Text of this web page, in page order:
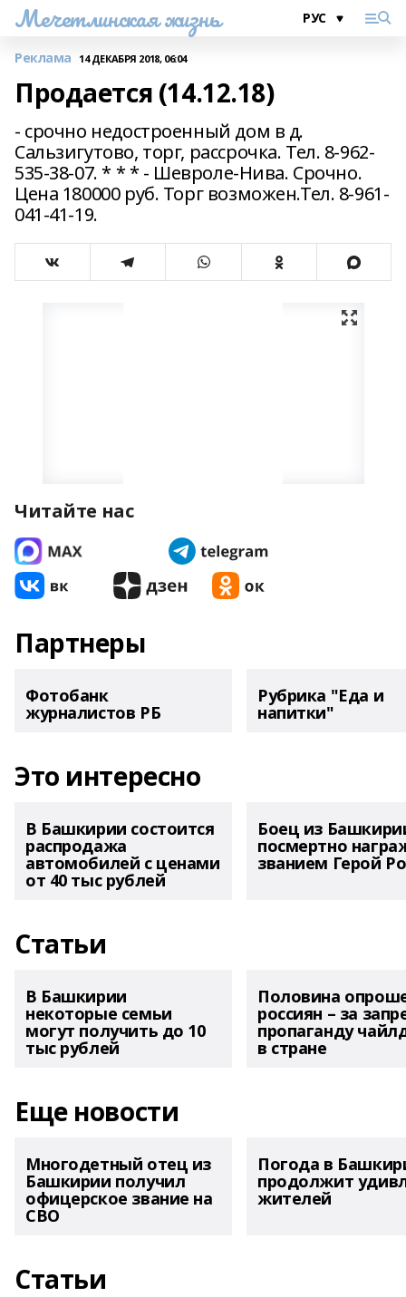
Мечетлинская жизнь
Реклама 14 ДЕКАБРЯ 2018, 06:04
Продается (14.12.18)
- срочно недостроенный дом в д.
Сальзигутово, торг, рассрочка. Тел. 8-962-
535-38-07. * * * - Шевроле-Нива. Срочно.
Цена 180000 руб. Торг возможен.Тел. 8-961-
041-41-19.
Читайте нас
Партнеры
Фотобанк
журналистов РБ
Рубрика "Еда и
напитки"
Это интересно
В Башкирии состоится
распродажа
автомобилей с ценами
от 40 тыс рублей
Боец из
посмертно
званием Герой
Статьи
В Башкирии
некоторые семьи
могут получить до 10
тыс рублей
Половина
россиян – за
пропаганду
в стране
Еще новости
Многодетный отец из
Башкирии получил
офицерское звание на
СВО
Погода в
продолжит
жителей
Статьи